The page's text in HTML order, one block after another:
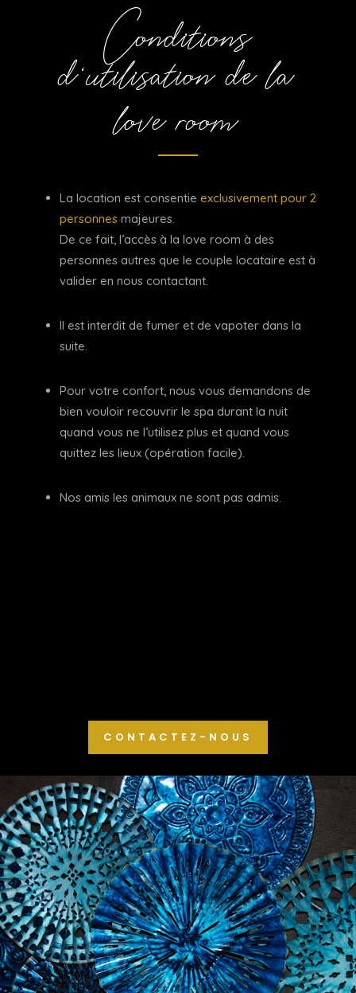
Conditions
d‘utilisation de la
love room
La location est consentie exclusivement pour 2
personnesmajeures.
De ce fait, l’accès à la love room à des
personnes autres que le couple locataire est à
valider en nous contactant.
Il est interdit de fumer et de vapoter dans la
suite.
Pour votre confort, nous vous demandons de
bien vouloir recouvrir le spa durant la nuit
quand vous ne l’utilisez plus et quand vous
quittez les lieux (opération facile).
Nos amis les animaux ne sont pas admis.
CONTACTEZ-NOUS